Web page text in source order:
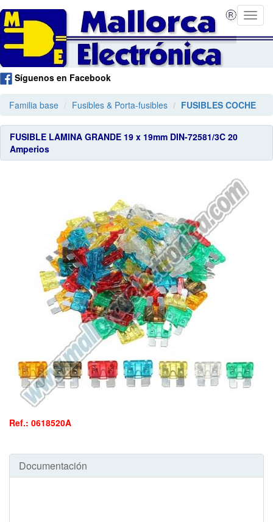
Síguenos en Facebook
Familia base Fusibles & Porta-fusibles FUSIBLES COCHE
FUSIBLE LAMINA GRANDE 19 x 19mm DIN-72581/3C 20
Amperios
Ref.: 0618520A
Documentación